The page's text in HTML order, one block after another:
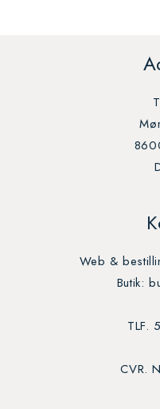
Web &
Butik:
TLF.
CVR.